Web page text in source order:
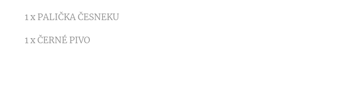
1 x PALIČKA ČESNEKU
1 x ČERNÉ PIVO